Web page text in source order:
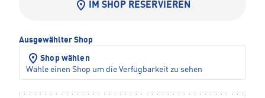
IM SHOP RESERVIEREN
Ausgewählter Shop
Shop wählen
Wähle einen Shop um die Verfügbarkeit zu sehen